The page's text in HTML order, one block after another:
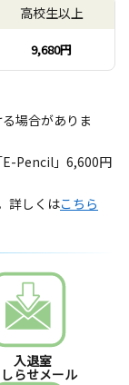
高校生以上
9,680円
場合がありま
Pencil」6,600円
詳しくはこちら
入退室
らせメール